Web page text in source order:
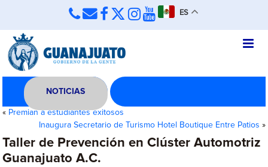
ES
NOTICIAS
« Premian a estudiantes exitosos
Inaugura Secretario de Turismo Hotel Boutique Entre Patios »
Taller de Prevención en Clúster Automotriz
Guanajuato A.C.